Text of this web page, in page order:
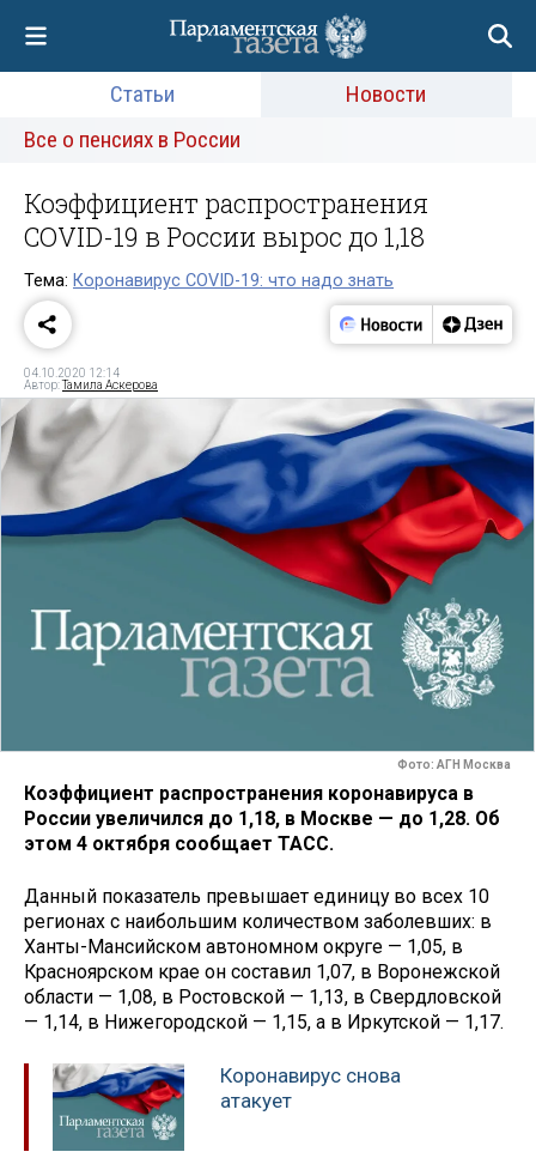
Статьи
Новости
Все о пенсиях в России
Коэффициент распространения
COVID-19 в России вырос до 1,18
Тема: Коронавирус COVID-19: что надо знать
04.10.2020 12:14
Автор:Тамила Аскерова
Фото: АГН Москва
Коэффициент распространения коронавируса в
России увеличился до 1,18, в Москве — до 1,28. Об
этом 4 октября сообщает ТАСС.
Данный показатель превышает единицу во всех 10
регионах с наибольшим количеством заболевших: в
Ханты-Мансийском автономном округе — 1,05, в
Красноярском крае он составил 1,07, в Воронежской
области — 1,08, в Ростовской — 1,13, в Свердловской
— 1,14, в Нижегородской — 1,15, а в Иркутской — 1,17.
Коронавирус снова
атакует